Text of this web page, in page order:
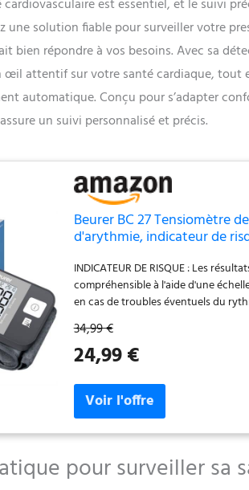
cardiovasculaire est essentiel, et le suivi
une solution fiable pour surveiller votre
bien répondre à vos besoins. Avec sa
œil attentif sur votre santé cardiaque,
automatique. Conçu pour s’adapter
un suivi personnalisé et précis.
Beurer BC 27 Tensiomètre
d'arythmie, indicateur de
INDICATEUR DE RISQUE : Les
compréhensible à l'aide d'une
en cas de troubles éventuels du
simple pression sur un bouton
au poignet de manière entièrement
tours de poignet de 14 à 19,5 cm
dispose de 60 mémoires utilisateur
que la pression artérielle du matin et
CARNET DE TENSION ARTÉRIELLE
être facilement enregistrées grâce à
l'application gratuite « beurer
POUR LES DÉPLACEMENTS : grâce
34,99 €
24,99 €
pour surveiller sa